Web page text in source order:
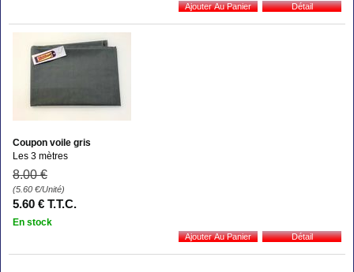
Coupon voile gris
Les 3 mètres
8.00 €
(5.60 €/Unité)
5.60 € T.T.C.
En stock